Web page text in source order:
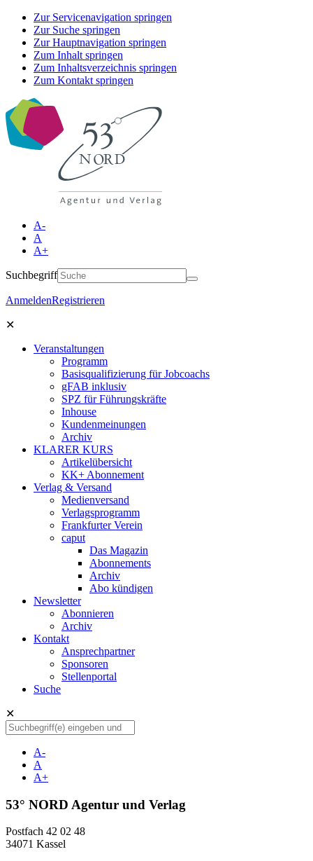
Zur Servicenavigation springen
Zur Suche springen
Zur Hauptnavigation springen
Zum Inhalt springen
Zum Inhaltsverzeichnis springen
Zum Kontakt springen
A-
A
A+
Suchbegriff
AnmeldenRegistrieren
✕
Veranstaltungen
Programm
Basisqualifizierung für Jobcoachs
gFAB inklusiv
SPZ für Führungskräfte
Inhouse
Kundenmeinungen
Archiv
KLARER KURS
Artikelübersicht
KK+ Abonnement
Verlag & Versand
Medienversand
Verlagsprogramm
Frankfurter Verein
caput
Das Magazin
Abonnements
Archiv
Abo kündigen
Newsletter
Abonnieren
Archiv
Kontakt
Ansprechpartner
Sponsoren
Stellenportal
Suche
✕
A-
A
A+
53° NORD Agentur und Verlag
Postfach 42 02 48
34071 Kassel